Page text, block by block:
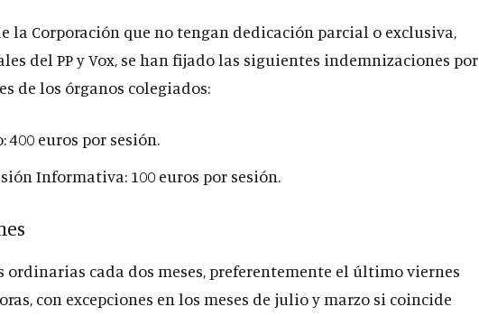
la Corporación que no tengan dedicación parcial o exclusiva,
del PP y Vox, se han fijado las siguientes indemnizaciones por
de los órganos colegiados:
400 euros por sesión.
Informativa: 100 euros por sesión.
ordinarias cada dos meses, preferentemente el último viernes
con excepciones en los meses de julio y marzo si coincide